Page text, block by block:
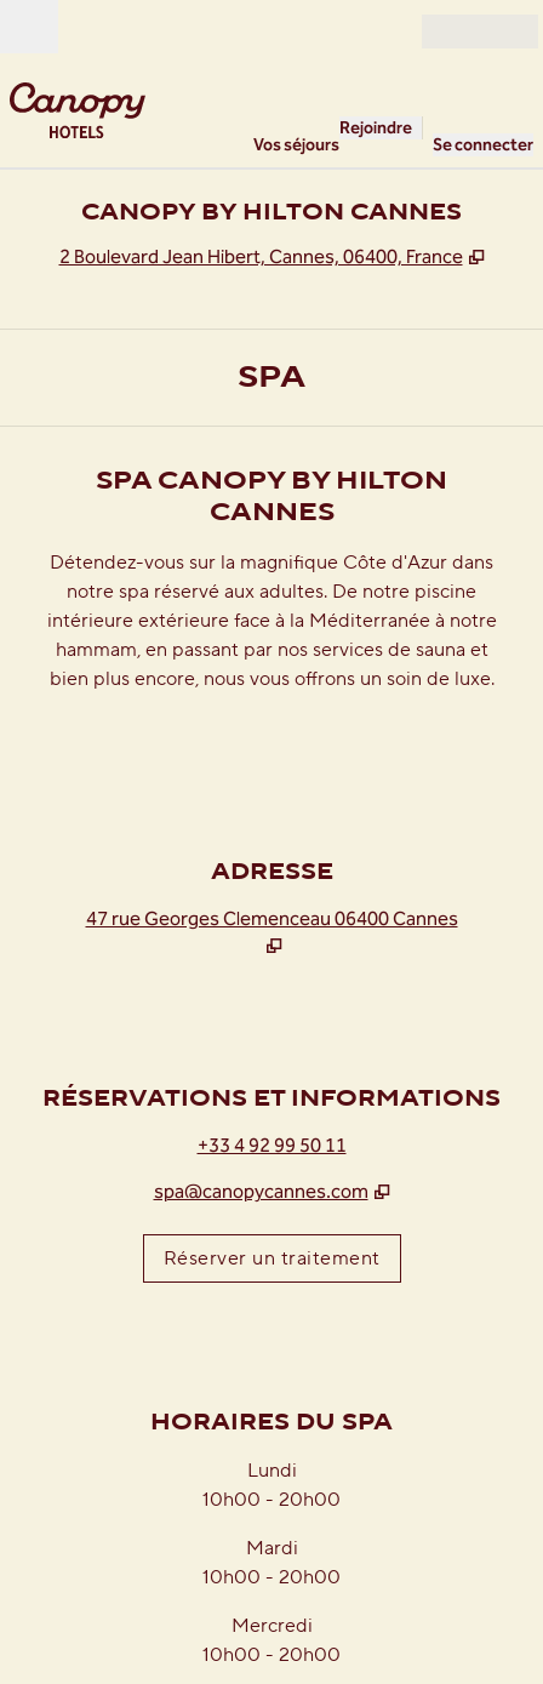
Vos séjours
Rejoindre
Se connecter
CANOPY BY HILTON CANNES
2 Boulevard Jean Hibert, Cannes, 06400, France ,
SPA
SPA CANOPY BY HILTON
CANNES
Détendez-vous sur la magnifique Côte d'Azur dans
notre spa réservé aux adultes. De notre piscine
intérieure extérieure face à la Méditerranée à notre
hammam, en passant par nos services de sauna et
bien plus encore, nous vous offrons un soin de luxe.
ADRESSE
47 rue Georges Clemenceau 06400 Cannes,
RÉSERVATIONS ET INFORMATIONS
+33 4 92 99 50 11
spa@canopycannes.com
Réserver un traitement,
HORAIRES DU SPA
Lundi
10h00 - 20h00
Mardi
10h00 - 20h00
Mercredi
10h00 - 20h00